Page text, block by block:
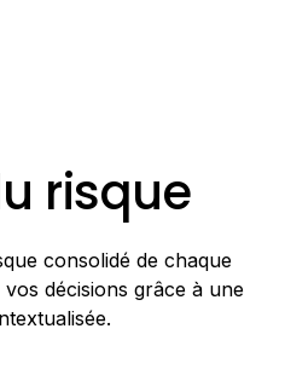
risque
consolidé de chaque
décisions grâce à une